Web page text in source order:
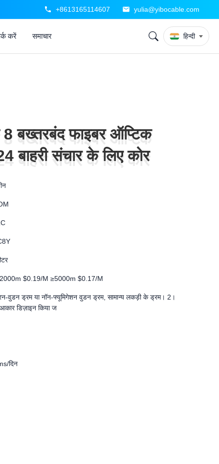
+8613165114607 yulia@yibocable.com
करें समाचार हिन्दी
बख्तरबंद फाइबर ऑप्टिक
संचार के लिए कोर
बख्तरबंद फाइबर ऑप्टिक
संचार के लिए कोर
$0.19/M ≥5000m $0.17/M
वुडन ड्रम या नॉन-फ्यूमिगेशन वुडन ड्रम, सामान्य लकड़ी के ड्रम। 2।
डिज़ाइन किया ज
दिन